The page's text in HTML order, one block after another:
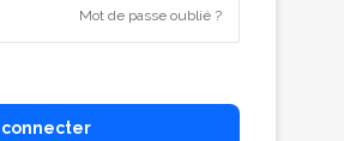
Mot de passe oublié ?
connecter